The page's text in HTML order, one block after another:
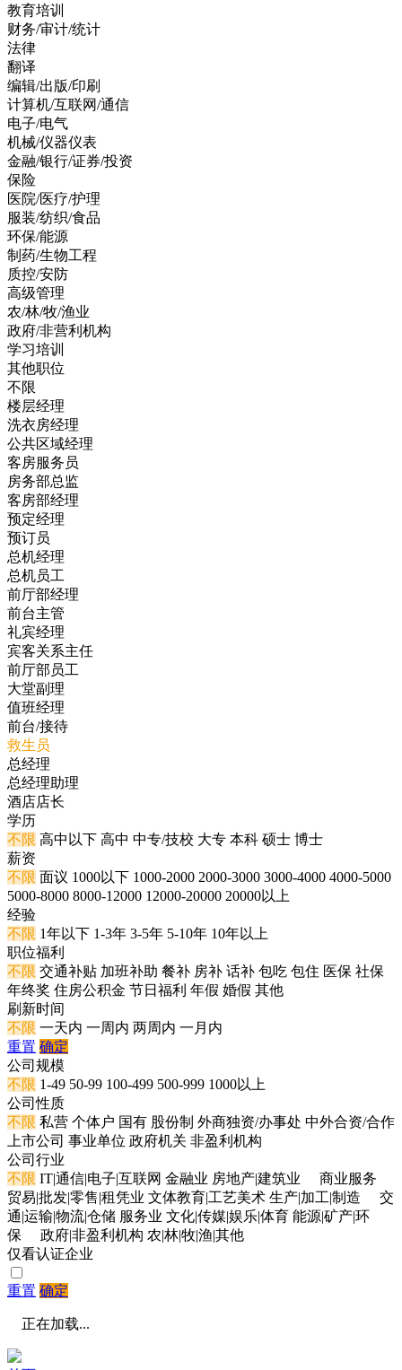
教育培训
财务/审计/统计
法律
翻译
编辑/出版/印刷
计算机/互联网/通信
电子/电气
机械/仪器仪表
金融/银行/证券/投资
保险
医院/医疗/护理
服装/纺织/食品
环保/能源
制药/生物工程
质控/安防
高级管理
农/林/牧/渔业
政府/非营利机构
学习培训
其他职位
不限
楼层经理
洗衣房经理
公共区域经理
客房服务员
房务部总监
客房部经理
预定经理
预订员
总机经理
总机员工
前厅部经理
前台主管
礼宾经理
宾客关系主任
前厅部员工
大堂副理
值班经理
前台/接待
救生员
总经理
总经理助理
酒店店长
学历
不限 高中以下 高中 中专/技校 大专 本科 硕士 博士
薪资
不限 面议 1000以下 1000-2000 2000-3000 3000-4000 4000-5000
5000-8000 8000-12000 12000-20000 20000以上
经验
不限 1年以下 1-3年 3-5年 5-10年 10年以上
职位福利
不限 交通补贴 加班补助 餐补 房补 话补 包吃 包住 医保 社保
年终奖 住房公积金 节日福利 年假 婚假 其他
刷新时间
不限 一天内 一周内 两周内 一月内
重置 确定
公司规模
不限 1-49 50-99 100-499 500-999 1000以上
公司性质
不限 私营 个体户 国有 股份制 外商独资/办事处 中外合资/合作
上市公司 事业单位 政府机关 非盈利机构
公司行业
不限 IT|通信|电子|互联网 金融业 房地产|建筑业
商业服务
贸易|批发|零售|租凭业 文体教育|工艺美术 生产|加工|制造
交
通|运输|物流|仓储 服务业 文化|传媒|娱乐|体育 能源|矿产|环
保
政府|非盈利机构 农|林|牧|渔|其他
仅看认证企业
重置 确定
正在加载...